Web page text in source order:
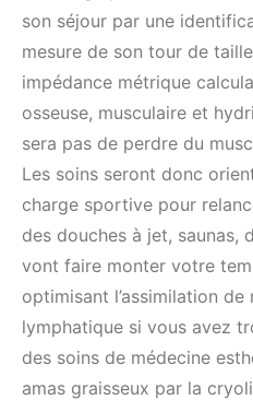
son séjour par une
mesure de son tour de
impédance métrique
osseuse, musculaire et
sera pas de perdre du
Les soins seront donc
charge sportive pour
des douches à jet, saunas,
vont faire monter votre
optimisant l’assimilation
lymphatique si vous avez
des soins de médecine
amas graisseux par la